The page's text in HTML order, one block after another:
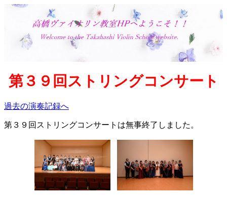
第３９回ストリングコンサート
過去の演奏記録へ
第３９回ストリングコンサートは無事終了しました。